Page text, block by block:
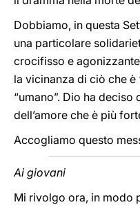
Dobbiamo, in questa
una particolare
crocifisso e
la vicinanza di ciò che è
“umano”. Dio ha
dell’amore che è più
Accogliamo questo
Ai giovani
Mi rivolgo ora, in modo